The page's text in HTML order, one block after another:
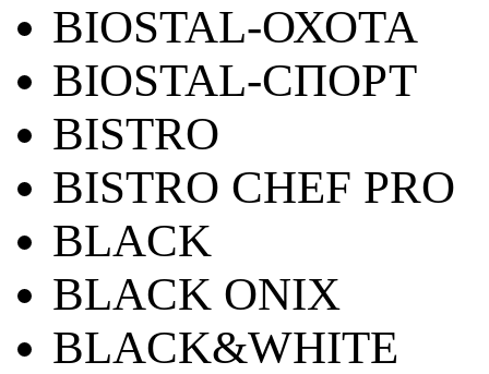
BIOSTAL-ОХОТА
BIOSTAL-СПОРТ
BISTRO
BISTRO CHEF PRO
BLACK
BLACK ONIX
BLACK&WHITE